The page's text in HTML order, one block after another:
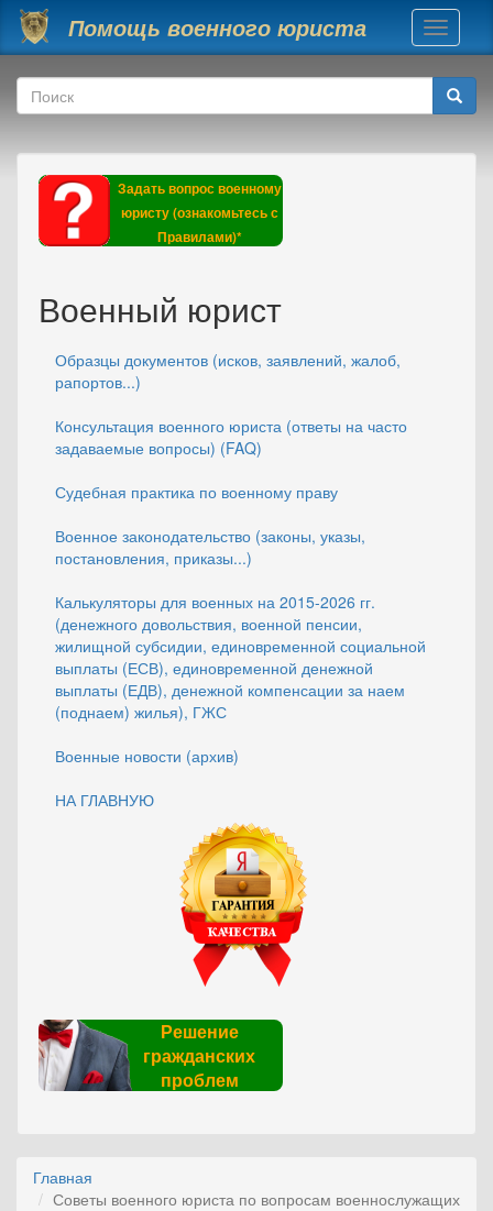
Перейти к основному содержанию
Помощь военного юриста
Toggle
Форма поиска
Поиск
Задать вопрос военному
юристу (ознакомьтесь с
Правилами)*
Военный юрист
Образцы документов (исков, заявлений, жалоб,
рапортов...)
Консультация военного юриста (ответы на часто
задаваемые вопросы) (FAQ)
Судебная практика по военному праву
Военное законодательство (законы, указы,
постановления, приказы...)
Калькуляторы для военных на 2015-2026 гг.
(денежного довольствия, военной пенсии,
жилищной субсидии, единовременной социальной
выплаты (ЕСВ), единовременной денежной
выплаты (ЕДВ), денежной компенсации за наем
(поднаем) жилья), ГЖС
Военные новости (архив)
НА ГЛАВНУЮ
Решение
гражданских
проблем
Главная
Советы военного юриста по вопросам военнослужащих